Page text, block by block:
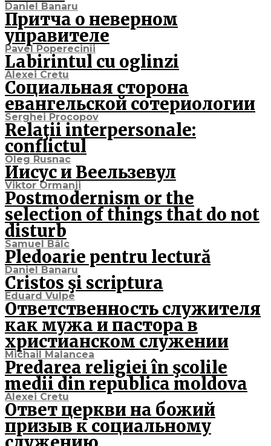
Daniel Banaru
Притча о неверном
управителе
Pavel Poperecinîi
Labirintul cu oglinzi
Alexei Cretu
Социальная сторона
евангельской сотериологии
Serghei Procopov
Relaţii interpersonale:
conflictul
Oleg Rusnac
Иисус и Веельзевул
Viktor Ormanji
Postmodernism or the
selection of things that do not
disturb
Samuel Bâlc
Pledoarie pentru lectură
Daniel Banaru
Cristos şi scriptura
Eduard Vulpe
Ответственность служителя
как мужа и пастора в
христианском служении
Michail Malancea
Predarea religiei în şcolile
medii din republica moldova
Alexei Cretu
Ответ церкви на божий
призыв к социальному